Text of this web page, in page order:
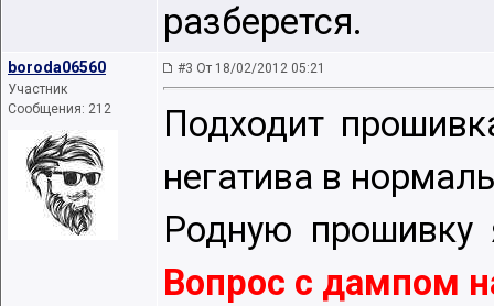
разберется.
boroda06560
Участник
Сообщения: 212
#3 От 18/02/2012 05:21
Подходит
негатива в
Родную прошивку
Вопрос с дампом